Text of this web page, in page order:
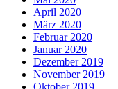
April 2020
März 2020
Februar 2020
Januar 2020
Dezember 2019
November 2019